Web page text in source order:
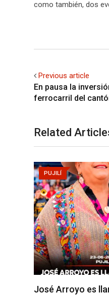
como también, dos
Previous article
En pausa la
ferrocarril del
Related
PUJILÍ
José Arroyo es